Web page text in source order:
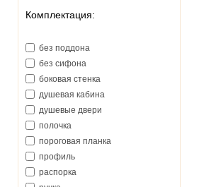
Комплектация:
без поддона
без сифона
боковая стенка
душевая кабина
душевые двери
полочка
пороговая планка
профиль
распорка